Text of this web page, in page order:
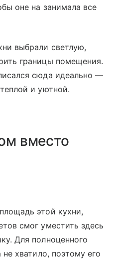
оне на занимала все
выбрали светлую,
границы помещения.
сюда идеально —
и уютной.
вместо
этой кухни,
смог уместить здесь
Для полноценного
не хватило, поэтому его